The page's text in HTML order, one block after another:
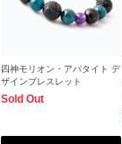
四神モリオン・アパタイト デ
ザインブレスレット
Sold Out